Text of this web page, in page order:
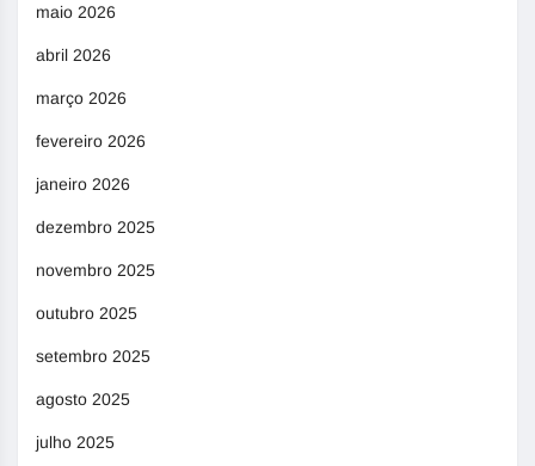
maio 2026
abril 2026
março 2026
fevereiro 2026
janeiro 2026
dezembro 2025
novembro 2025
outubro 2025
setembro 2025
agosto 2025
julho 2025